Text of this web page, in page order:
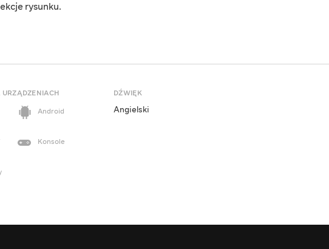
rysunku.
URZĄDZENIACH
Android
Konsole
DŹWIĘK
Angielski